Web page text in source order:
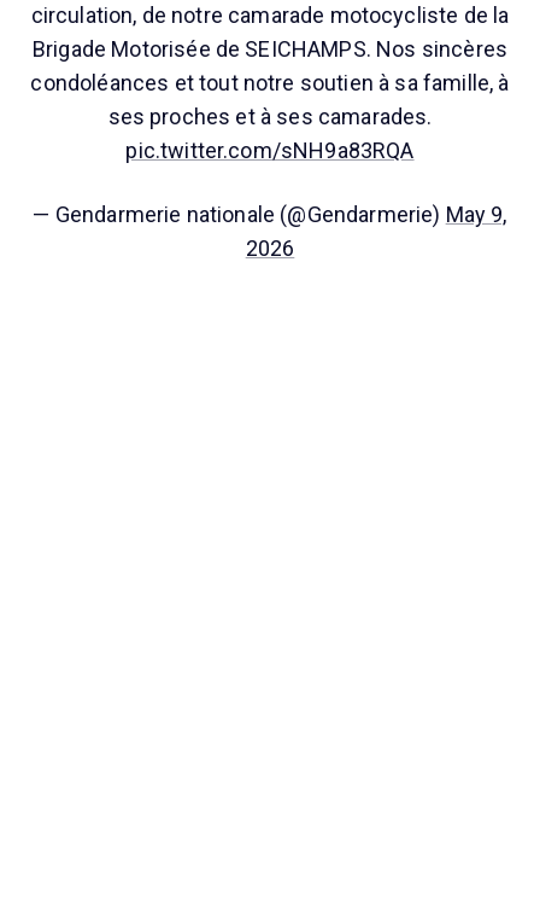
circulation, de notre camarade motocycliste de la
Brigade Motorisée de SEICHAMPS. Nos sincères
condoléances et tout notre soutien à sa famille, à
ses proches et à ses camarades.
pic.twitter.com/sNH9a83RQA
— Gendarmerie nationale (@Gendarmerie) May 9,
2026